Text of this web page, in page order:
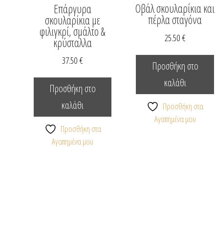
Επάργυρα
σκουλαρίκια με
φιλιγκρί, σμάλτο &
κρύσταλλα
37.50€
Προσθήκη στο
καλάθι
Προσθήκη στα
Αγαπημένα μου
Οβάλ σκουλαρίκια και
πέρλα σταγόνα
25.50€
Προσθήκη στο
καλάθι
Προσθήκη στα
Αγαπημένα μου